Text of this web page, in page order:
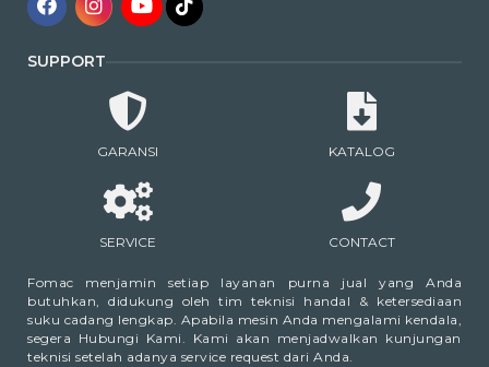
SUPPORT
GARANSI KATALOG
SERVICE CONTACT
Fomac menjamin setiap layanan purna jual yang Anda
butuhkan, didukung oleh tim teknisi handal & ketersediaan
suku cadang lengkap. Apabila mesin Anda mengalami kendala,
segera Hubungi Kami. Kami akan menjadwalkan kunjungan
teknisi setelah adanya service request dari Anda.